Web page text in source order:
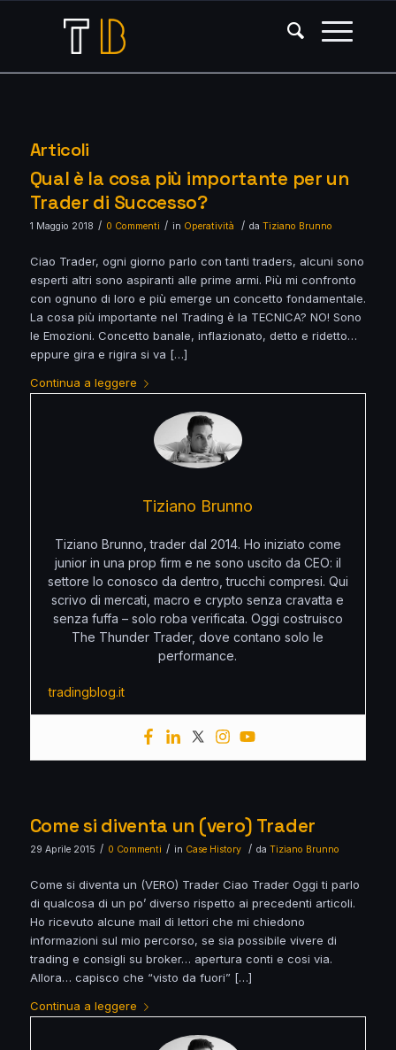
Articoli
Qual è la cosa più importante per un
Trader di Successo?
1 Maggio 2018 / 0 Commenti / in Operatività / da Tiziano Brunno
Ciao Trader, ogni giorno parlo con tanti traders, alcuni sono
esperti altri sono aspiranti alle prime armi. Più mi confronto
con ognuno di loro e più emerge un concetto fondamentale.
La cosa più importante nel Trading è la TECNICA? NO! Sono
le Emozioni. Concetto banale, inflazionato, detto e ridetto…
eppure gira e rigira si va […]
Continua a leggere
Tiziano Brunno
Tiziano Brunno, trader dal 2014. Ho iniziato come
junior in una prop firm e ne sono uscito da CEO: il
settore lo conosco da dentro, trucchi compresi. Qui
scrivo di mercati, macro e crypto senza cravatta e
senza fuffa – solo roba verificata. Oggi costruisco
The Thunder Trader, dove contano solo le
performance.
tradingblog.it
Come si diventa un (vero) Trader
29 Aprile 2015 / 0 Commenti / in Case History / da Tiziano Brunno
Come si diventa un (VERO) Trader Ciao Trader Oggi ti parlo
di qualcosa di un po’ diverso rispetto ai precedenti articoli.
Ho ricevuto alcune mail di lettori che mi chiedono
informazioni sul mio percorso, se sia possibile vivere di
trading e consigli su broker… apertura conti e cosi via.
Allora… capisco che “visto da fuori” […]
Continua a leggere